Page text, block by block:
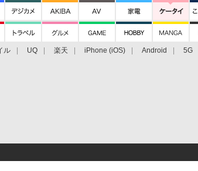
ル UQ 楽天 iPhone (iOS) Android 5G